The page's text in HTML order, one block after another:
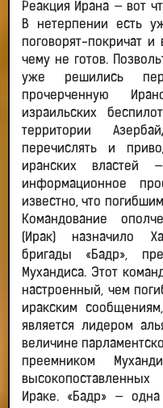
Реакция Ирана — вот
В нетерпении есть
поговорят-покричат
чему не готов.
уже решились
прочерченную
израильских
территории
перечислять и
иранских
информационное
известно, что
Командование
(Ирак) назначило
бригады «Бадр»,
Мухандиса. Этот
настроенный, чем
иракским
является лидером
величине
преемником
Ираке. «Бадр» —